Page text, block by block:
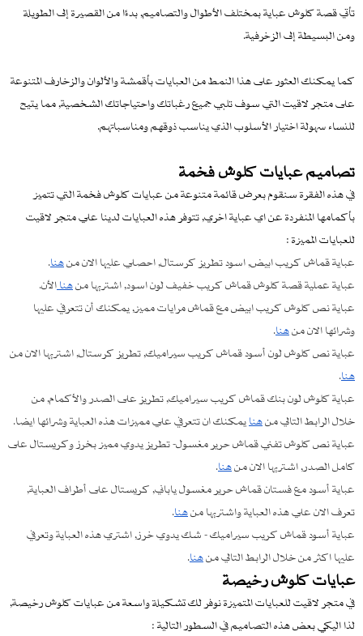
تأتي قصة كلوش عباية بمختلف الأطوال والتصاميم, بدءًا من القصيرة إلى الطويلة
ومن البسيطة إلى الزخرفية.
كما يمكنك العثور على هذا النمط من العبايات بأقمشة والألوان والزخارف المتنوعة
على متجر لاقيت التي سوف تلبي جميع رغباتك واحتياجاتك الشخصية, مما يتيح
للنساء سهولة اختيار الأسلوب الذي يناسب ذوقهم ومناسباتهم.
تصاميم عبايات كلوش فخمة
في هذه الفقرة سنقوم بعرض قائمة متنوعة من عبايات كلوش فخمة التي تتميز
بأكمامها المنفردة عن اي عباية اخري, تتوفر هذه العبايات لدينا علي متجر لاقيت
للعبايات المميزة :
عباية قماش كريب ابيض, اسود تطريز كرستال, احصلي عليها الان منهنا.
عباية عملية قصة كلوش قماش كريب خفيف لون اسود, اشتريها منهناالأن.
عباية نص كلوش كريب ابيض مع قماش مرايات مميز, يمكنك أن تتعرفي عليها
وشرائها الان منهنا.
عباية نص كلوش لون أسود قماش كريب سيراميك, تطريز كرستال, اشتريها الان من
هنا.
عباية كلوش لون بنك قماش كريب سيراميك, تطريز على الصدر والأكمام, من
خلال الرابط التالي منهنايمكنك ان تتعرفي علي مميزات هذه العباية وشرائها ايضا.
عباية نص كلوش تفني قماش حرير مغسول- تطريز يدوي مميز بخرز وكريستال على
كامل الصدر, اشتريها الان منهنا.
عباية أسود مع فستان قماش حرير مغسول ياباني, كريستال على أطراف العباية,
تعرف الان علي هذه العباية واشتريها منهنا.
عباية أسود قماش كريب سيراميك - شك يدوي خرز, اشتري هذه العباية وتعرفي
عليها اكثر من خلال الرابط التالي منهنا.
عبايات كلوش رخيصة
في متجر لاقيت للعبايات المتميزة نوفر لك تشكيلة واسعة من عبايات كلوش رخيصة,
لذا اليكي بعض هذه التصاميم في السطور التالية :